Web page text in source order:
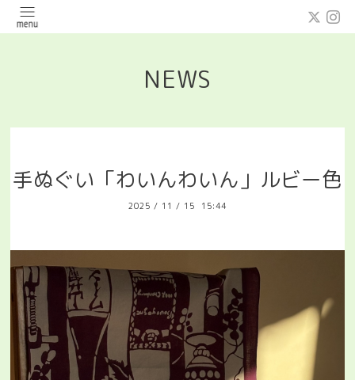
NEWS
手ぬぐい「わいんわいん」ルビー色
2025 / 11 / 15 15:44